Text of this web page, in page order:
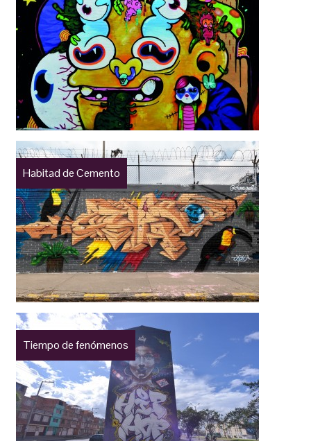
Habitad de Cemento
Tiempo de fenómenos